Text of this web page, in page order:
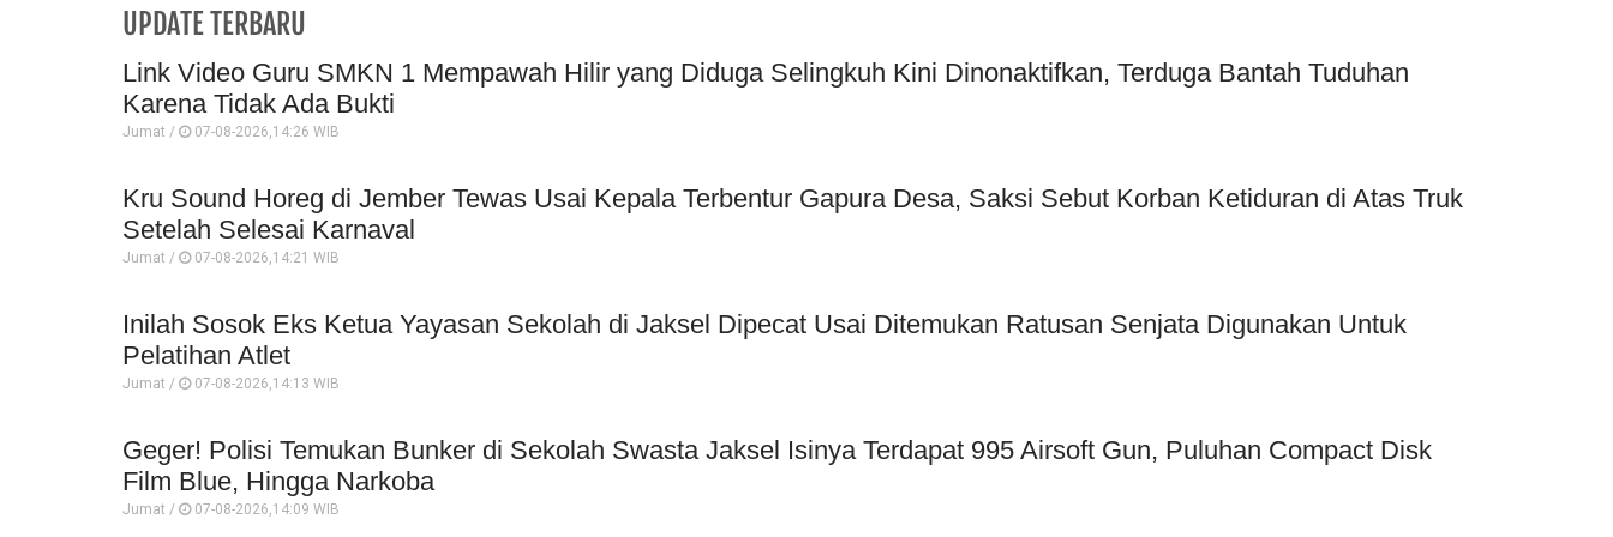
UPDATE TERBARU
Link Video Guru SMKN 1 Mempawah Hilir yang Diduga Selingkuh Kini Dinonaktifkan, Terduga Bantah Tuduhan
Karena Tidak Ada Bukti
Jumat / 07-08-2026,14:26 WIB
Kru Sound Horeg di Jember Tewas Usai Kepala Terbentur Gapura Desa, Saksi Sebut Korban Ketiduran di Atas Truk
Setelah Selesai Karnaval
Jumat / 07-08-2026,14:21 WIB
Inilah Sosok Eks Ketua Yayasan Sekolah di Jaksel Dipecat Usai Ditemukan Ratusan Senjata Digunakan Untuk
Pelatihan Atlet
Jumat / 07-08-2026,14:13 WIB
Geger! Polisi Temukan Bunker di Sekolah Swasta Jaksel Isinya Terdapat 995 Airsoft Gun, Puluhan Compact Disk
Film Blue, Hingga Narkoba
Jumat / 07-08-2026,14:09 WIB